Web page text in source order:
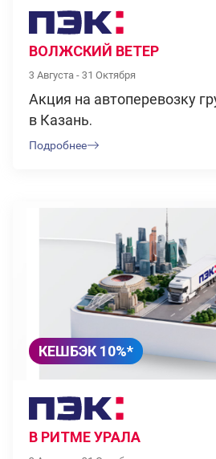
ВОЛЖСКИЙ ВЕТЕР
3 Августа - 31 Октября
Акция на автоперевозку
в Казань.
Подробнее
КЕШБЭК 10%*
В РИТМЕ УРАЛА